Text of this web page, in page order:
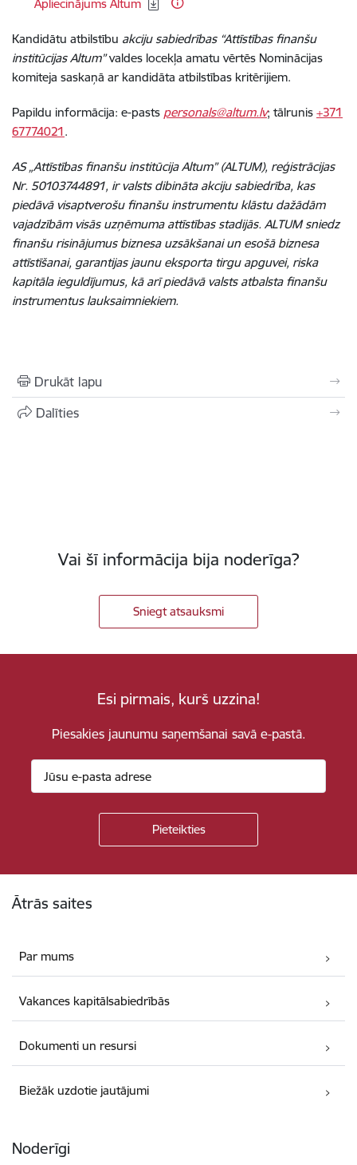
Apliecinājums Altum
Kandidātu atbilstību akciju sabiedrības “Attīstības finanšu
institūcijas Altum”valdes locekļa amatu vērtēs Nominācijas
komiteja saskaņā ar kandidāta atbilstības kritērijiem.
Papildu informācija: e-pasts personals@altum.lv; tālrunis +371
67774021.
AS „Attīstības finanšu institūcija Altum” (ALTUM), reģistrācijas
Nr. 50103744891, ir valsts dibināta akciju sabiedrība, kas
piedāvā visaptverošu finanšu instrumentu klāstu dažādām
vajadzībām visās uzņēmuma attīstības stadijās. ALTUM sniedz
finanšu risinājumus biznesa uzsākšanai un esošā biznesa
attīstīšanai, garantijas jaunu eksporta tirgu apguvei, riska
kapitāla ieguldījumus, kā arī piedāvā valsts atbalsta finanšu
instrumentus lauksaimniekiem.
Drukāt lapu
Dalīties
Vai šī informācija bija noderīga?
Sniegt atsauksmi
Esi pirmais, kurš uzzina!
Piesakies jaunumu saņemšanai savā e-pastā.
Ātrās saites
Par mums
Vakances kapitālsabiedrībās
Dokumenti un resursi
Biežāk uzdotie jautājumi
Noderīgi